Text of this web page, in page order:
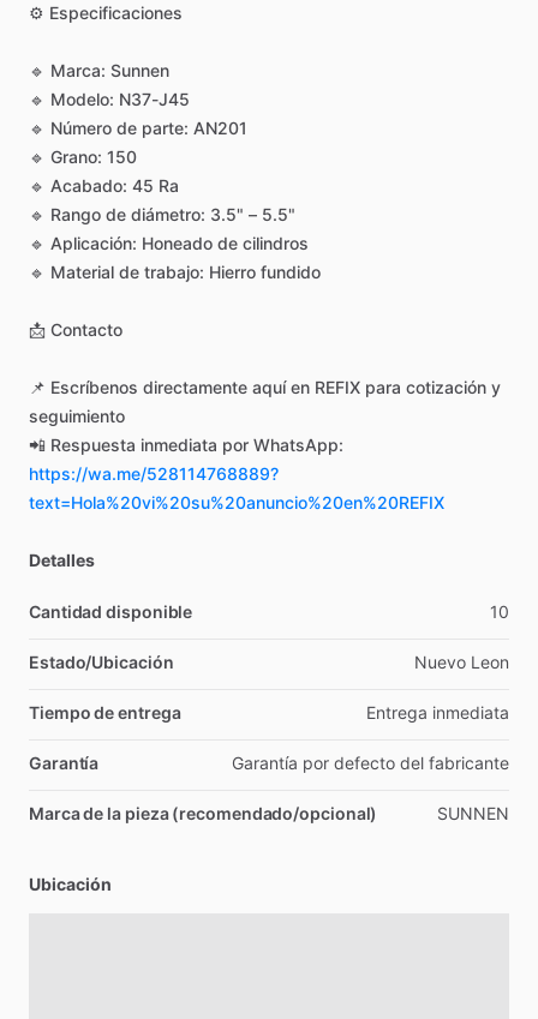
⚙️ Especificaciones
🔹 Marca: Sunnen
🔹 Modelo: N37-J45
🔹 Número de parte: AN201
🔹 Grano: 150
🔹 Acabado: 45 Ra
🔹 Rango de diámetro: 3.5" – 5.5"
🔹 Aplicación: Honeado de cilindros
🔹 Material de trabajo: Hierro fundido
📩 Contacto
📌 Escríbenos directamente aquí en REFIX para cotización y
seguimiento
📲 Respuesta inmediata por WhatsApp:
https://wa.me/528114768889?
text=Hola%20vi%20su%20anuncio%20en%20REFIX
Detalles
Cantidad disponible 10
Estado/Ubicación Nuevo Leon
Tiempo de entrega Entrega inmediata
Garantía Garantía por defecto del fabricante
Marca de la pieza (recomendado/opcional) SUNNEN
Ubicación